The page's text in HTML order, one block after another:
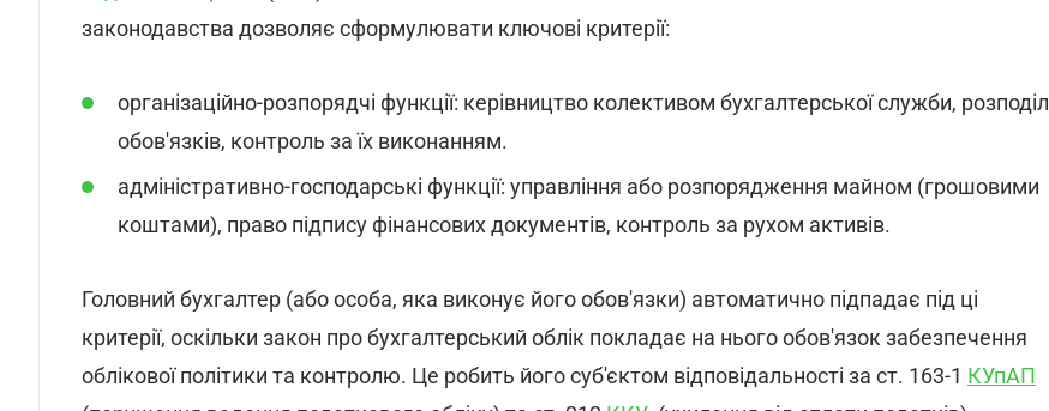
законодавства дозволяє сформулювати ключові критерії:
організаційно-розпорядчі функції: керівництво колективом бухгалтерської служби, розподіл
обов'язків, контроль за їх виконанням.
адміністративно-господарські функції: управління або розпорядження майном (грошовими
коштами), право підпису фінансових документів, контроль за рухом активів.
Головний бухгалтер (або особа, яка виконує його обов'язки) автоматично підпадає під ці
критерії, оскільки закон про бухгалтерський облік покладає на нього обов'язок забезпечення
облікової політики та контролю. Це робить його суб'єктом відповідальності за ст. 163-1 КУпАП